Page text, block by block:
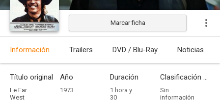
Estrenada
Marcar ficha
Información Trailers DVD / Blu-Ray Noticias
Título original
Le Far
West
Año
1973
Duración
1 hora y
30
Clasificación por edades
Sin
información